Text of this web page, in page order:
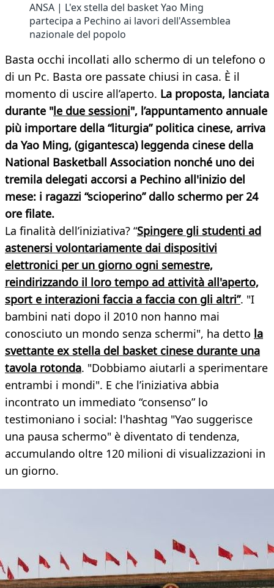
ANSA | L'ex stella del basket Yao Ming
partecipa a Pechino ai lavori dell'Assemblea
nazionale del popolo
Basta occhi incollati allo schermo di un telefono o
di un Pc. Basta ore passate chiusi in casa. È il
momento di uscire all’aperto. La proposta, lanciata
durante "le due sessioni", l’appuntamento annuale
più importare della “liturgia” politica cinese, arriva
da Yao Ming, (gigantesca) leggenda cinese della
National Basketball Association nonché uno dei
tremila delegati accorsi a Pechino all'inizio del
mese: i ragazzi “scioperino” dallo schermo per 24
ore filate.
La finalità dell’iniziativa? “Spingere gli studenti ad
astenersi volontariamente dai dispositivi
elettronici per un giorno ogni semestre,
reindirizzando il loro tempo ad attività all'aperto,
sport e interazioni faccia a faccia con gli altri”. "I
bambini nati dopo il 2010 non hanno mai
conosciuto un mondo senza schermi", ha detto la
svettante ex stella del basket cinese durante una
tavola rotonda. "Dobbiamo aiutarli a sperimentare
entrambi i mondi". E che l’iniziativa abbia
incontrato un immediato “consenso” lo
testimoniano i social: l'hashtag "Yao suggerisce
una pausa schermo" è diventato di tendenza,
accumulando oltre 120 milioni di visualizzazioni in
un giorno.